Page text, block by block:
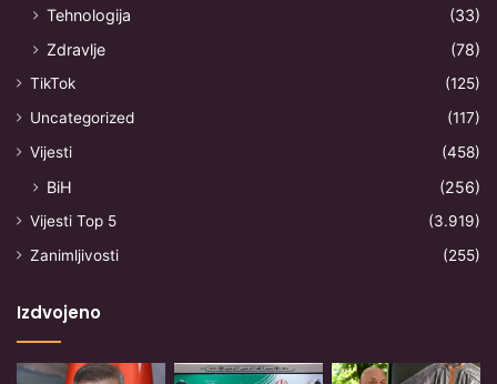
Tehnologija
(33)
Zdravlje
(78)
TikTok
(125)
Uncategorized
(117)
Vijesti
(458)
BiH (256)
Vijesti Top 5
(3.919)
Zanimljivosti
(255)
Izdvojeno